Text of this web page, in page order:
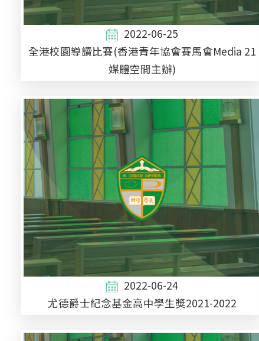
2022-06-25
全港校園導讀比賽(香港青年協會賽馬會Media 21
媒體空間主辦)
2022-06-24
尤德爵士紀念基金高中學生獎2021-2022